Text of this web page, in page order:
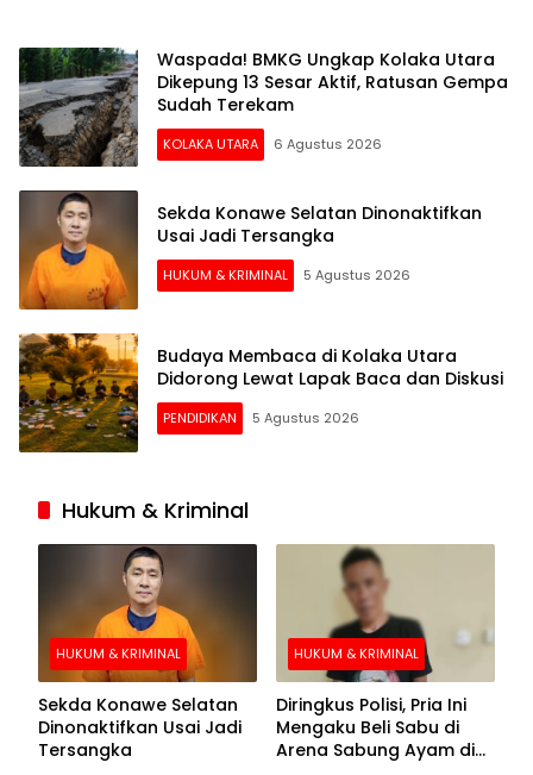
Waspada! BMKG Ungkap Kolaka Utara
Dikepung 13 Sesar Aktif, Ratusan Gempa
Sudah Terekam
KOLAKA UTARA 6 Agustus 2026
Sekda Konawe Selatan Dinonaktifkan
Usai Jadi Tersangka
HUKUM & KRIMINAL 5 Agustus 2026
Budaya Membaca di Kolaka Utara
Didorong Lewat Lapak Baca dan Diskusi
PENDIDIKAN 5 Agustus 2026
Hukum & Kriminal
HUKUM & KRIMINAL
Sekda Konawe Selatan
Dinonaktifkan Usai Jadi
Tersangka
HUKUM & KRIMINAL
Diringkus Polisi, Pria Ini
Mengaku Beli Sabu di
Arena Sabung Ayam di